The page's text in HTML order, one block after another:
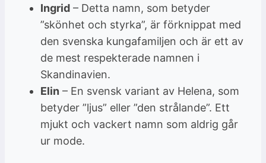
Ingrid – Detta namn, som betyder
”skönhet och styrka”, är förknippat med
den svenska kungafamiljen och är ett av
de mest respekterade namnen i
Skandinavien.
Elin – En svensk variant av Helena, som
betyder ”ljus” eller ”den strålande”. Ett
mjukt och vackert namn som aldrig går
ur mode.